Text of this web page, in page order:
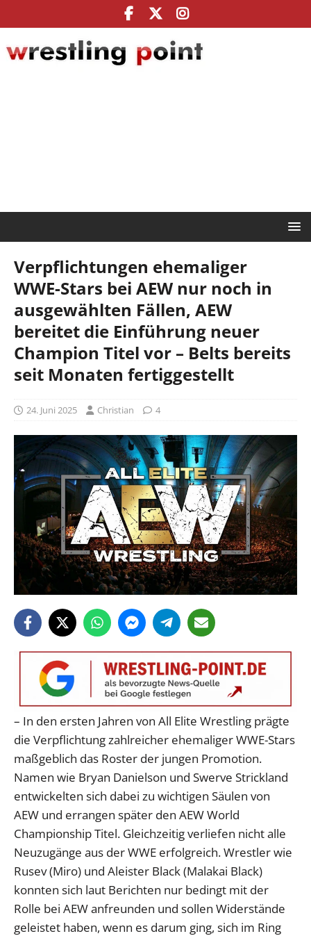
Verpflichtungen ehemaliger
WWE-Stars bei AEW nur noch in
ausgewählten Fällen, AEW
bereitet die Einführung neuer
Champion Titel vor – Belts bereits
seit Monaten fertiggestellt
24. Juni 2025 Christian 4
– In den ersten Jahren von All Elite Wrestling prägte
die Verpflichtung zahlreicher ehemaliger WWE-Stars
maßgeblich das Roster der jungen Promotion.
Namen wie Bryan Danielson und Swerve Strickland
entwickelten sich dabei zu wichtigen Säulen von
AEW und errangen später den AEW World
Championship Titel. Gleichzeitig verliefen nicht alle
Neuzugänge aus der WWE erfolgreich. Wrestler wie
Rusev (Miro) und Aleister Black (Malakai Black)
konnten sich laut Berichten nur bedingt mit der
Rolle bei AEW anfreunden und sollen Widerstände
geleistet haben, wenn es darum ging, sich im Ring